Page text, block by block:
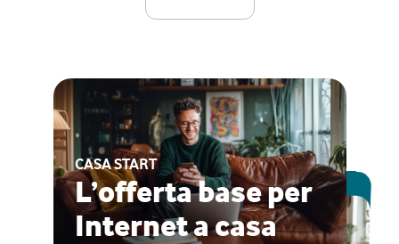
CASA START
L’offerta base per
Internet a casa
ESCLUSIVA ONLINE